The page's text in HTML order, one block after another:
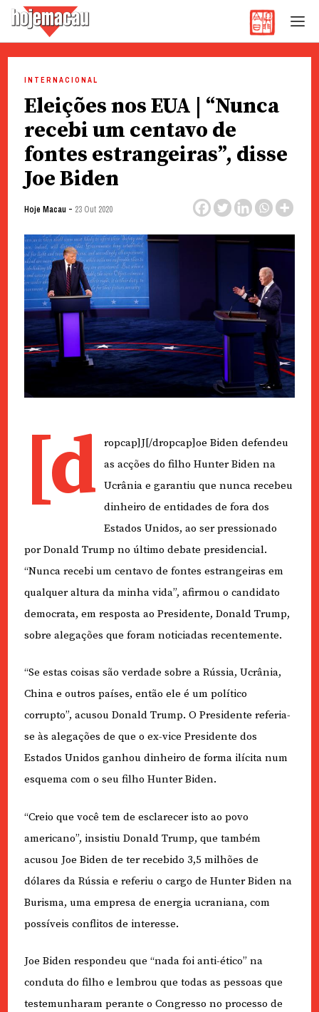
content
INTERNACIONAL
Eleições nos EUA | “Nunca
recebi um centavo de
fontes estrangeiras”, disse
Joe Biden
Hoje Macau - 23 Out 2020
[d
ropcap]J[/dropcap]oe Biden defendeu
as acções do filho Hunter Biden na
Ucrânia e garantiu que nunca recebeu
dinheiro de entidades de fora dos
Estados Unidos, ao ser pressionado
por Donald Trump no último debate presidencial.
“Nunca recebi um centavo de fontes estrangeiras em
qualquer altura da minha vida”, afirmou o candidato
democrata, em resposta ao Presidente, Donald Trump,
sobre alegações que foram noticiadas recentemente.
“Se estas coisas são verdade sobre a Rússia, Ucrânia,
China e outros países, então ele é um político
corrupto”, acusou Donald Trump. O Presidente referia-
se às alegações de que o ex-vice Presidente dos
Estados Unidos ganhou dinheiro de forma ilícita num
esquema com o seu filho Hunter Biden.
“Creio que você tem de esclarecer isto ao povo
americano”, insistiu Donald Trump, que também
acusou Joe Biden de ter recebido 3,5 milhões de
dólares da Rússia e referiu o cargo de Hunter Biden na
Burisma, uma empresa de energia ucraniana, com
possíveis conflitos de interesse.
Joe Biden respondeu que “nada foi anti-ético” na
conduta do filho e lembrou que todas as pessoas que
testemunharam perante o Congresso no processo de